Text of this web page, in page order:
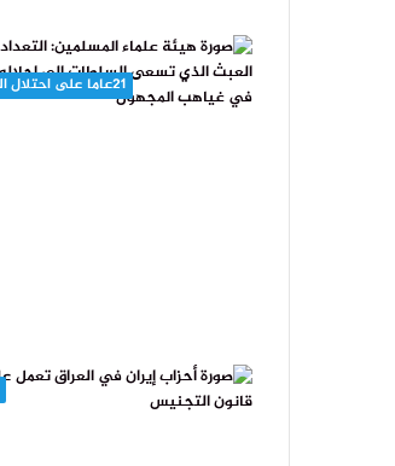
21عاما على احتلال العراق: فشل وفساد سياسي